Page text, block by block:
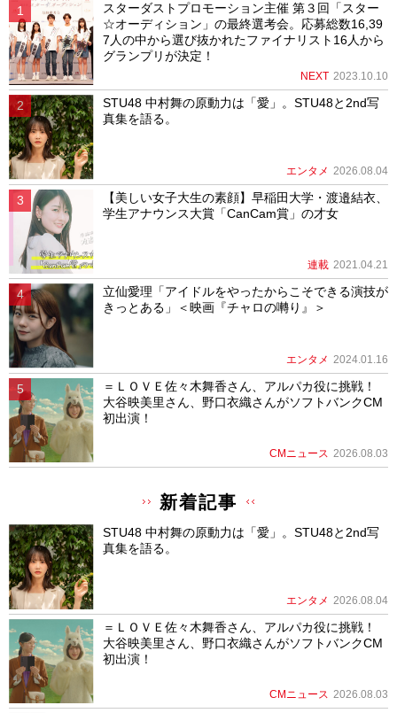
スターダストプロモーション主催 第３回「スター
☆オーディション」の最終選考会。応募総数16,39
7人の中から選び抜かれたファイナリスト16人から
グランプリが決定！
NEXT 2023.10.10
STU48 中村舞の原動力は「愛」。STU48と2nd写
真集を語る。
エンタメ 2026.08.04
【美しい女子大生の素顔】早稲田大学・渡邉結衣、
学生アナウンス大賞「CanCam賞」の才女
連載 2021.04.21
立仙愛理「アイドルをやったからこそできる演技が
きっとある」＜映画『チャロの囀り』＞
エンタメ 2024.01.16
＝ＬＯＶＥ佐々木舞香さん、アルパカ役に挑戦！
大谷映美里さん、野口衣織さんがソフトバンクCM
初出演！
CMニュース 2026.08.03
新着記事
STU48 中村舞の原動力は「愛」。STU48と2nd写
真集を語る。
エンタメ 2026.08.04
＝ＬＯＶＥ佐々木舞香さん、アルパカ役に挑戦！
大谷映美里さん、野口衣織さんがソフトバンクCM
初出演！
CMニュース 2026.08.03